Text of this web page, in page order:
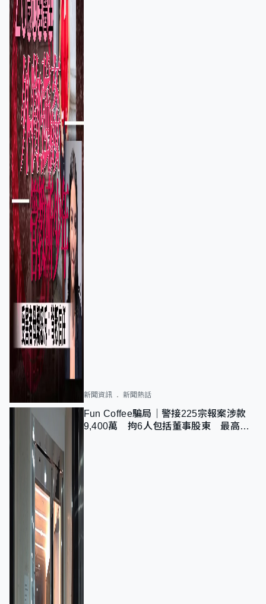
新聞資訊 新聞熱話
Fun Coffee騙局｜警接225宗報案涉款
9,400萬 拘6人包括董事股東 最高金